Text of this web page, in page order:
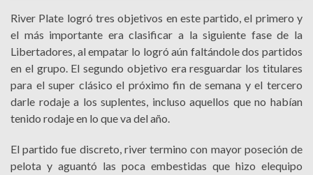
River Plate logró tres objetivos en este partido, el primero y
el más importante era clasificar a la siguiente fase de la
Libertadores, al empatar lo logró aún faltándole dos partidos
en el grupo. El segundo objetivo era resguardar los titulares
para el super clásico el próximo fin de semana y el tercero
darle rodaje a los suplentes, incluso aquellos que no habían
tenido rodaje en lo que va del año.
El partido fue discreto, river termino con mayor poseción de
pelota y aguantó las poca embestidas que hizo elequipo